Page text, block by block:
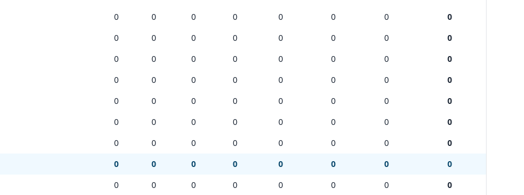
https://www.calabssa.be/c/662_1_l_ekip/
0 0 0 0 0 0 0
0
0 0 0 0 0 0 0
0
0 0 0 0 0 0 0
0
0 0 0 0 0 0 0
0
0 0 0 0 0 0 0
0
0 0 0 0 0 0 0
0
0 0 0 0 0 0 0
0
0 0 0 0 0 0 0
0
0 0 0 0 0 0 0
0